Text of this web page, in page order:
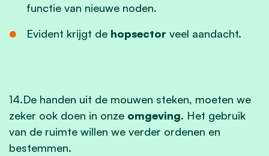
functie van nieuwe noden.
Evident krijgt de hopsector veel aandacht.
14.De handen uit de mouwen steken, moeten we
zeker ook doen in onze omgeving. Het gebruik
van de ruimte willen we verder ordenen en
bestemmen.